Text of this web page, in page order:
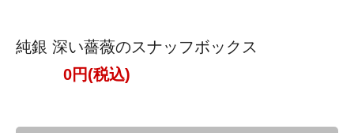
純銀 深い薔薇のスナッフボックス
0円(税込)